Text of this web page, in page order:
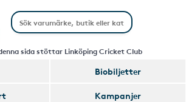
sida stöttar Linköping Cricket Club
Biobiljetter
Kampanjer